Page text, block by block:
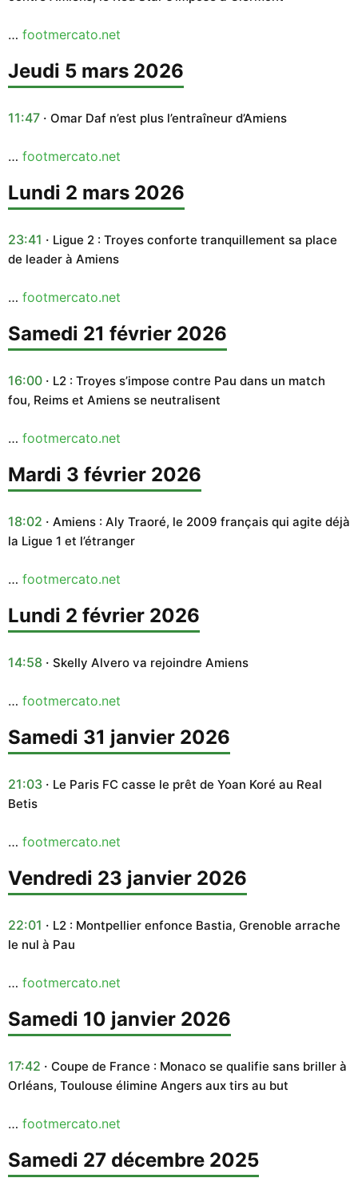
… footmercato.net
jeudi 5 mars 2026
11:47 Omar Daf n’est plus l’entraîneur d’Amiens
… footmercato.net
lundi 2 mars 2026
23:41
Ligue 2 : Troyes conforte tranquillement sa place
de leader à Amiens
… footmercato.net
samedi 21 février 2026
16:00
L2 : Troyes s’impose contre Pau dans un match
fou, Reims et Amiens se neutralisent
… footmercato.net
mardi 3 février 2026
18:02
Amiens : Aly Traoré, le 2009 français qui agite déjà
la Ligue 1 et l’étranger
… footmercato.net
lundi 2 février 2026
14:58 Skelly Alvero va rejoindre Amiens
… footmercato.net
samedi 31 janvier 2026
21:03
Le Paris FC casse le prêt de Yoan Koré au Real
Betis
… footmercato.net
vendredi 23 janvier 2026
22:01
L2 : Montpellier enfonce Bastia, Grenoble arrache
le nul à Pau
… footmercato.net
samedi 10 janvier 2026
17:42
Coupe de France : Monaco se qualifie sans briller à
Orléans, Toulouse élimine Angers aux tirs au but
… footmercato.net
samedi 27 décembre 2025